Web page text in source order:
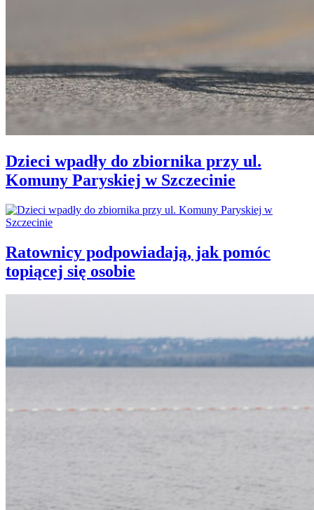
Dzieci wpadły do zbiornika przy ul.
Komuny Paryskiej w Szczecinie
Ratownicy podpowiadają, jak pomóc
topiącej się osobie